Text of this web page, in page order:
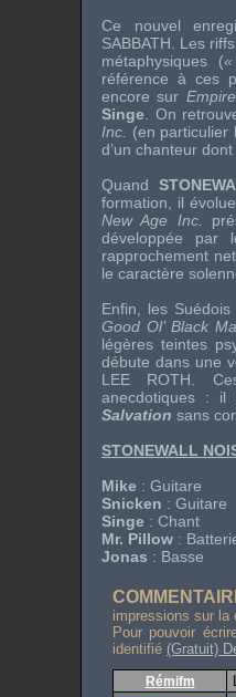
Ce nouvel
SABBATH . Les riffs
métaphysiques (
référence à ces
encore sur Empire
Singe . On
Inc.
(en particulier
d’un chanteur
Quand
formation, il
New Age Inc.
développée par
rapprochement
le caractère
Enfin, les
Good Ol’ Black
légères teintes
débute dans une
LEE ROTH .
anecdotiques : il
Salvation sans
STONEWALL
Mike : Guitare
Snicken : Guitare
Singe : Chant
Mr. Pillow :
Jonas : Basse
impressions sur la
Pour pouvoir
identifié (Gratuit)
Rémifm